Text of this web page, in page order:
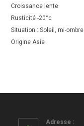
Croissance lente
Rusticité -20°c
Situation : Soleil, mi-ombre
Origine Asie
Adresse :